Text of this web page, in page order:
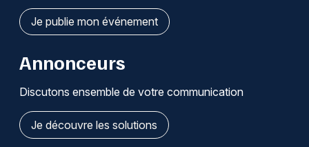
Je publie mon événement
Annonceurs
Discutons ensemble de votre communication
Je découvre les solutions